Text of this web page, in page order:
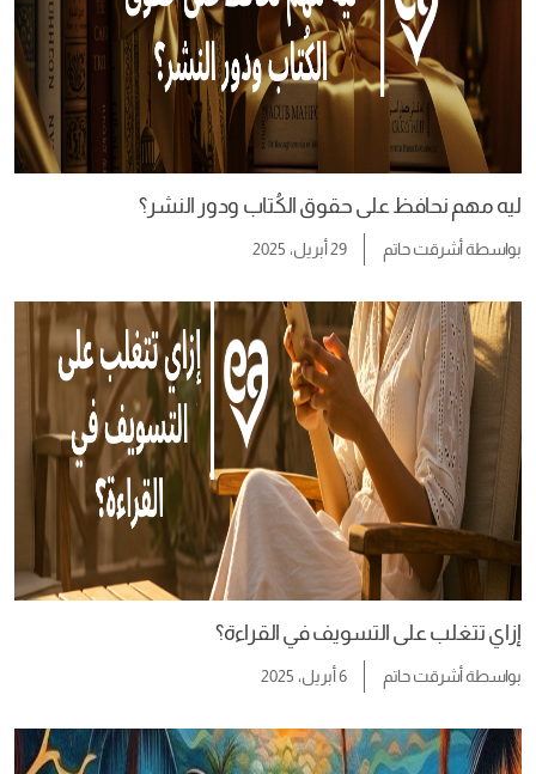
ليه مهم نحافظ على حقوق الكُتاب ودور النشر؟
بواسطةأشرقت حاتم 29 أبريل، 2025
إزاي تتغلب على التسويف في القراءة؟
بواسطةأشرقت حاتم 6 أبريل، 2025